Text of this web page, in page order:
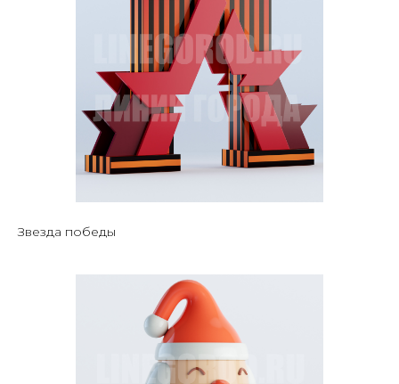
Звезда победы